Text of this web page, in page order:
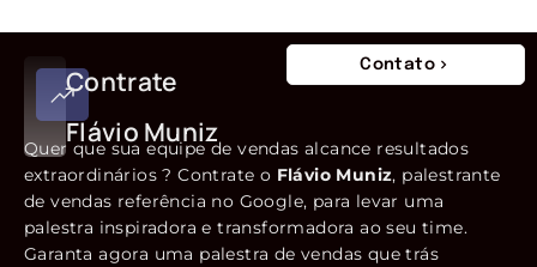
Contrate
Flávio Muniz
Contato
Quer que sua equipe de vendas alcance resultados
extraordinários ? Contrate o Flávio Muniz, palestrante
de vendas referência no Google, para levar uma
palestra inspiradora e transformadora ao seu time.
Garanta agora uma palestra de vendas que trás